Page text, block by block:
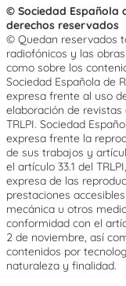
© Sociedad Española
derechos reservados
© Quedan reservados
radiofónicos y las
como sobre los
Sociedad Española de
expresa frente al uso
elaboración de revistas
TRLPI. Sociedad
expresa frente la
de sus trabajos y
el artículo 33.1 del
expresa de las
prestaciones
mecánica u otros
conformidad con el
2 de noviembre, así
contenidos por
naturaleza y finalidad.